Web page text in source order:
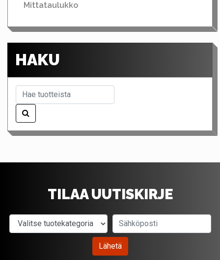
Mittataulukko
HAKU
TILAA UUTISKIRJE
Valitse tuotekategoria
Lähetä